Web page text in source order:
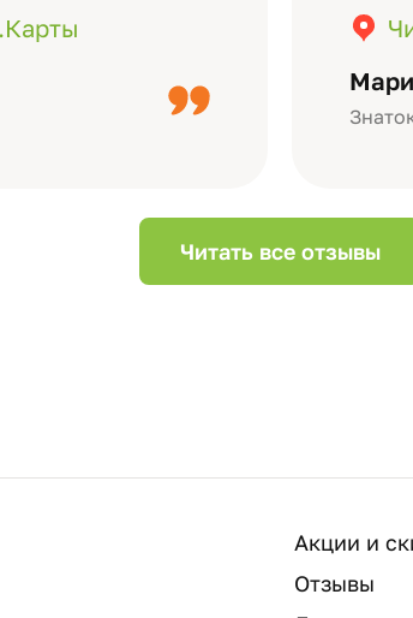
на высшем
Читать все отзывы
Акции и
Отзывы